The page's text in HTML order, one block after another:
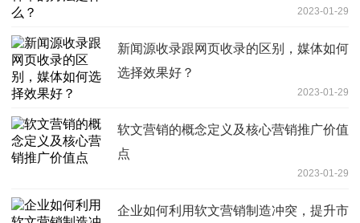
2023-01-29
新闻源收录跟网页收录的区别，媒体如何
选择效果好？
2023-01-29
软文营销的概念定义及核心营销推广价值
点
2023-01-29
企业如何利用软文营销制造冲突，提升市